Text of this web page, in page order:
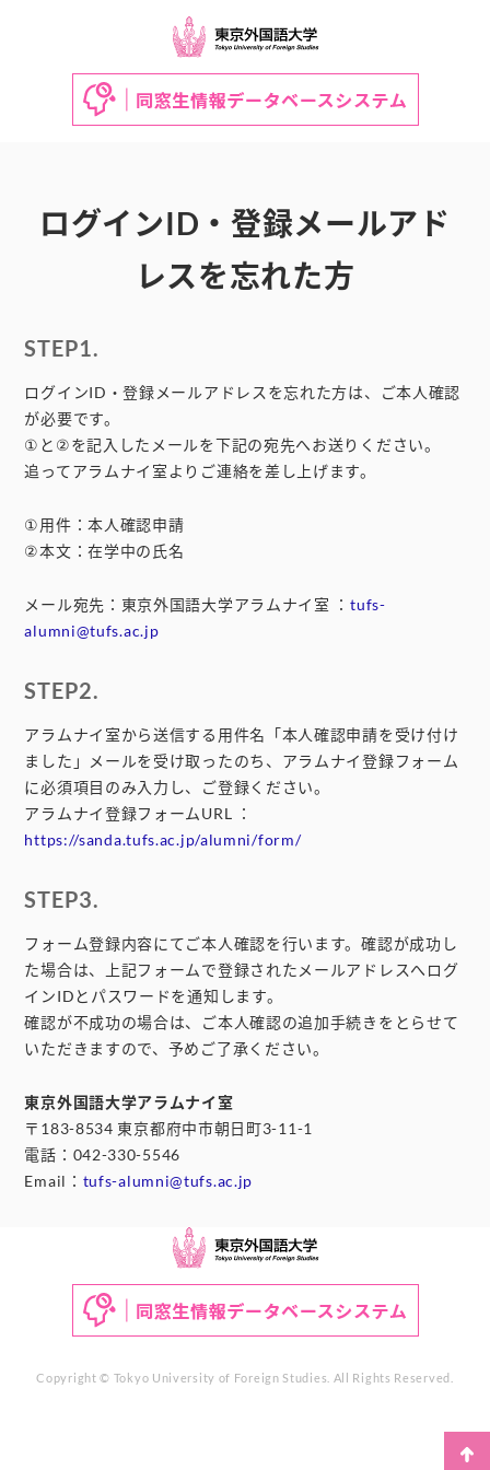
ログインID・登録メールアド
レスを忘れた方
STEP1.
ログインID・登録メールアドレスを忘れた方は、ご本人確認
が必要です。
①と②を記入したメールを下記の宛先へお送りください。
追ってアラムナイ室よりご連絡を差し上げます。
①用件：本人確認申請
②本文：在学中の氏名
メール宛先：東京外国語大学アラムナイ室 ：tufs-
alumni@tufs.ac.jp
STEP2.
アラムナイ室から送信する用件名「本人確認申請を受け付け
ました」メールを受け取ったのち、アラムナイ登録フォーム
に必須項目のみ入力し、ご登録ください。
アラムナイ登録フォームURL ：
https://sanda.tufs.ac.jp/alumni/form/
STEP3.
フォーム登録内容にてご本人確認を行います。確認が成功し
た場合は、上記フォームで登録されたメールアドレスへログ
インIDとパスワードを通知します。
確認が不成功の場合は、ご本人確認の追加手続きをとらせて
いただきますので、予めご了承ください。
東京外国語大学アラムナイ室
〒183-8534 東京都府中市朝日町3-11-1
電話：042-330-5546
Email： tufs-alumni@tufs.ac.jp
Copyright © Tokyo University of Foreign Studies. All Rights Reserved.